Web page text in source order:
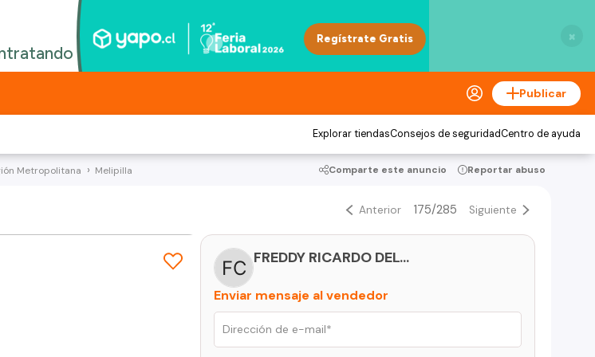
×
Publicar
Explorar tiendasConsejos de seguridadCentro de ayuda
Metropolitana Melipilla Comparte este anuncio Reportar abuso
Anterior 175/285 Siguiente
FREDDY RICARDO DELGADO CADIN
Enviar mensaje al vendedor